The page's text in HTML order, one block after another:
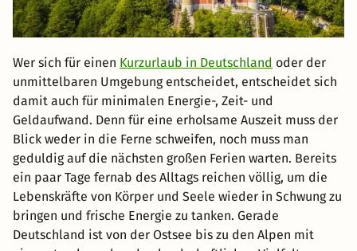
Wer sich für einen Kurzurlaub in Deutschland oder der
unmittelbaren Umgebung entscheidet, entscheidet sich
damit auch für minimalen Energie-, Zeit- und
Geldaufwand. Denn für eine erholsame Auszeit muss der
Blick weder in die Ferne schweifen, noch muss man
geduldig auf die nächsten großen Ferien warten. Bereits
ein paar Tage fernab des Alltags reichen völlig, um die
Lebenskräfte von Körper und Seele wieder in Schwung zu
bringen und frische Energie zu tanken. Gerade
Deutschland ist von der Ostsee bis zu den Alpen mit